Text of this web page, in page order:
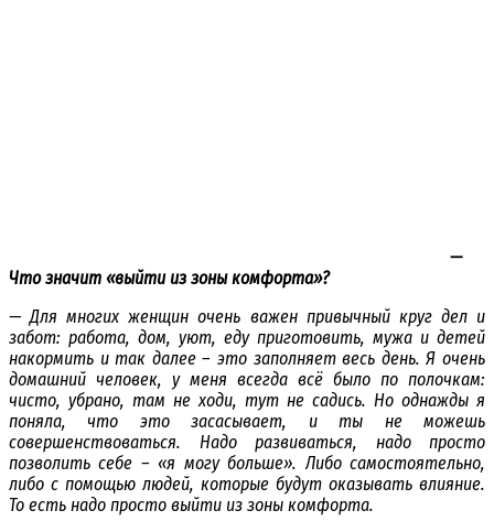
—
Что значит «выйти из зоны комфорта»?
— Для многих женщин очень важен привычный круг дел и
забот: работа, дом, уют, еду приготовить, мужа и детей
накормить и так далее – это заполняет весь день. Я очень
домашний человек, у меня всегда всё было по полочкам:
чисто, убрано, там не ходи, тут не садись. Но однажды я
поняла, что это засасывает, и ты не можешь
совершенствоваться. Надо развиваться, надо просто
позволить себе – «я могу больше». Либо самостоятельно,
либо с помощью людей, которые будут оказывать влияние.
То есть надо просто выйти из зоны комфорта.